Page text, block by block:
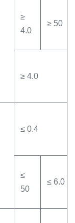
≥
4.0
≥ 50
≥ 4.0
≤ 0.4
≤
50
≤ 6.0